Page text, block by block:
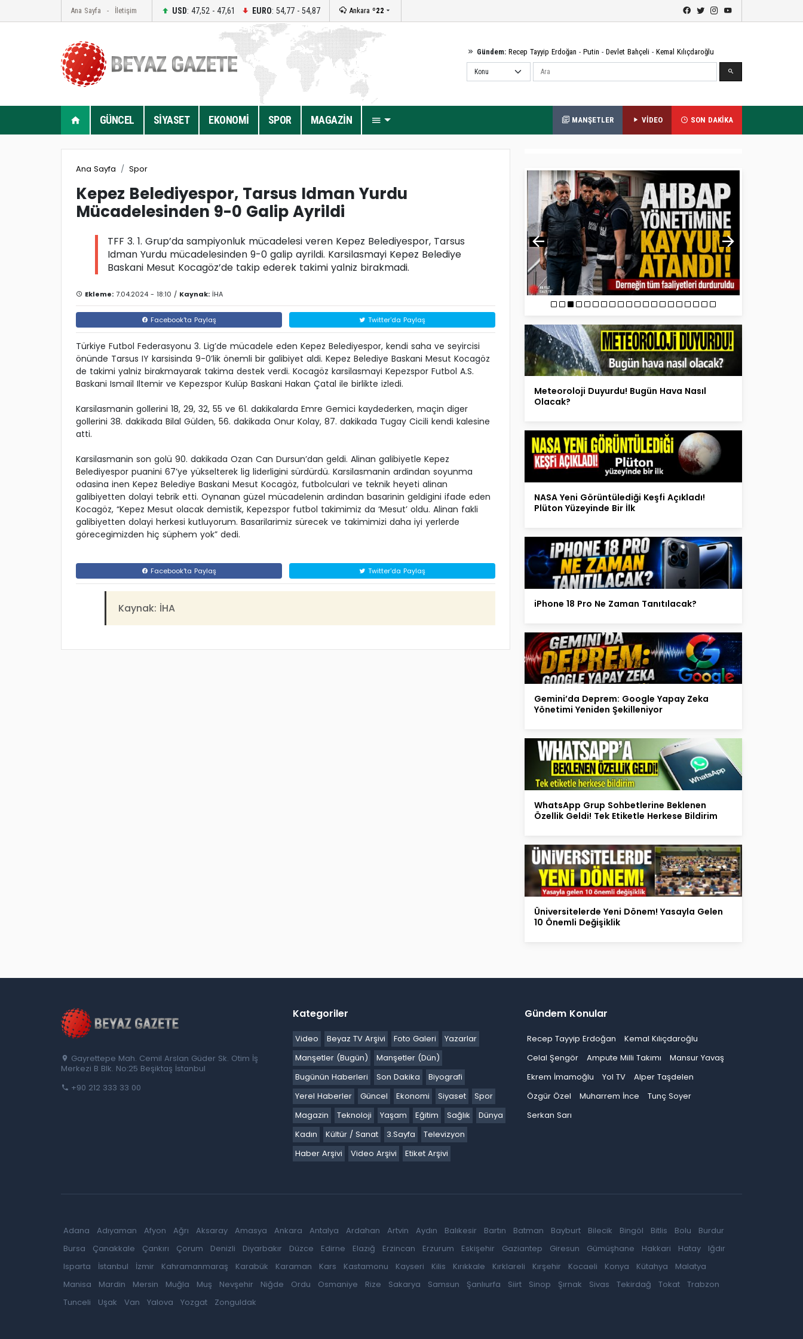
Ana Sayfa İletişim USD: 47,52 - 47,61 EURO: 54,77 - 54,87 Ankara º22
Gündem: Recep Tayyip Erdoğan - Putin - Devlet Bahçeli - Kemal Kılıçdaroğlu
Ara
GÜNCEL SİYASET EKONOMİ SPOR MAGAZİN MANŞETLER VİDEO SON DAKİKA
Ana Sayfa Spor
Kepez Belediyespor, Tarsus Idman Yurdu
Mücadelesinden 9-0 Galip Ayrildi
TFF 3. 1. Grup’da sampiyonluk mücadelesi veren Kepez Belediyespor, Tarsus
Idman Yurdu mücadelesinden 9-0 galip ayrildi. Karsilasmayi Kepez Belediye
Baskani Mesut Kocagöz’de takip ederek takimi yalniz birakmadi.
Ekleme: 7.04.2024 - 18:10 / Kaynak: İHA
Facebook'ta Paylaş Twitter'da Paylaş
Türkiye Futbol Federasyonu 3. Lig’de mücadele eden Kepez Belediyespor, kendi saha ve seyircisi
önünde Tarsus IY karsisinda 9-0’lik önemli bir galibiyet aldi. Kepez Belediye Baskani Mesut Kocagöz
de takimi yalniz birakmayarak takima destek verdi. Kocagöz karsilasmayi Kepezspor Futbol A.S.
Baskani Ismail Iltemir ve Kepezspor Kulüp Baskani Hakan Çatal ile birlikte izledi.
Karsilasmanin gollerini 18, 29, 32, 55 ve 61. dakikalarda Emre Gemici kaydederken, maçin diger
gollerini 38. dakikada Bilal Gülden, 56. dakikada Onur Kolay, 87. dakikada Tugay Cicili kendi kalesine
atti.
Karsilasmanin son golü 90. dakikada Ozan Can Dursun’dan geldi. Alinan galibiyetle Kepez
Belediyespor puanini 67’ye yükselterek lig liderligini sürdürdü. Karsilasmanin ardindan soyunma
odasina inen Kepez Belediye Baskani Mesut Kocagöz, futbolculari ve teknik heyeti alinan
galibiyetten dolayi tebrik etti. Oynanan güzel mücadelenin ardindan basarinin geldigini ifade eden
Kocagöz, “Kepez Mesut olacak demistik, Kepezspor futbol takimimiz da ‘Mesut’ oldu. Alinan fakli
galibiyetten dolayi herkesi kutluyorum. Basarilarimiz sürecek ve takimimizi daha iyi yerlerde
görecegimizden hiç süphem yok” dedi.
Facebook'ta Paylaş Twitter'da Paylaş
Kaynak: İHA
Meteoroloji Duyurdu! Bugün Hava Nasıl
Olacak?
NASA Yeni Görüntülediği Keşfi Açıkladı!
Plüton Yüzeyinde Bir İlk
iPhone 18 Pro Ne Zaman Tanıtılacak?
Gemini’da Deprem: Google Yapay Zeka
Yönetimi Yeniden Şekilleniyor
WhatsApp Grup Sohbetlerine Beklenen
Özellik Geldi! Tek Etiketle Herkese Bildirim
Üniversitelerde Yeni Dönem! Yasayla Gelen
10 Önemli Değişiklik
Gayrettepe Mah. Cemil Arslan Güder Sk. Otim İş
Merkezi B Blk. No:25 Beşiktaş İstanbul
+90 212 333 33 00
Kategoriler
Video Beyaz TV Arşivi Foto Galeri
Yazarlar
Manşetler (Bugün)
Manşetler (Dün)
Bugünün Haberleri
Son Dakika
Biyografi
Yerel Haberler
Güncel Ekonomi Siyaset
Spor
Magazin
Teknoloji Yaşam Eğitim Sağlık
Dünya
Kadın
Kültür / Sanat 3.Sayfa
Televizyon
Haber Arşivi
Video Arşivi Etiket Arşivi
Gündem Konular
Recep Tayyip Erdoğan
Kemal Kılıçdaroğlu
Celal Şengör
Ampute Milli Takımı
Mansur Yavaş
Ekrem İmamoğlu
Yol TV
Alper Taşdelen
Özgür Özel
Muharrem İnce
Tunç Soyer
Serkan Sarı
Adana Adıyaman Afyon Ağrı Aksaray Amasya Ankara Antalya Ardahan Artvin Aydın Balıkesir Bartın Batman Bayburt Bilecik Bingöl Bitlis Bolu
Burdur
Bursa
Çanakkale Çankırı Çorum Denizli Diyarbakır Düzce Edirne Elazığ Erzincan Erzurum Eskişehir Gaziantep Giresun Gümüşhane Hakkari Hatay
Iğdır
Isparta
İstanbul İzmir Kahramanmaraş Karabük Karaman Kars Kastamonu Kayseri Kilis Kırıkkale Kırklareli Kırşehir Kocaeli Konya Kütahya
Malatya
Manisa
Mardin Mersin Muğla Muş Nevşehir Niğde Ordu Osmaniye Rize Sakarya Samsun Şanlıurfa Siirt Sinop Şırnak Sivas Tekirdağ Tokat
Trabzon
Tunceli
Uşak Van Yalova Yozgat Zonguldak